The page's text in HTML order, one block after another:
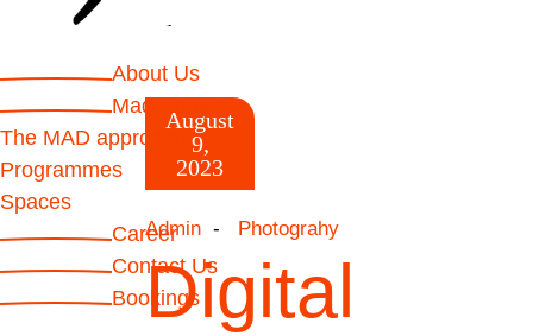
About Us
Mad House
The MAD approach
Programmes
Spaces
Career
Contact Us
Bookings
August
9,
2023
Admin Photograhy
Digital